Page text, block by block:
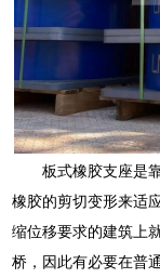
板式橡胶支座是
橡胶的剪切变形来适
缩位移要求的建筑上
桥，因此有必要在普